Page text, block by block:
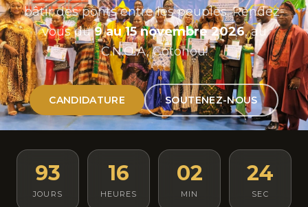
bâtir des ponts entre les peuples. Rendez-
vous du9 au 15 novembre 2026, au
C.N.O.A, Cotonou.
CANDIDATURE SOUTENEZ-NOUS
93
JOURS
16
HEURES
02
MIN
23
SEC